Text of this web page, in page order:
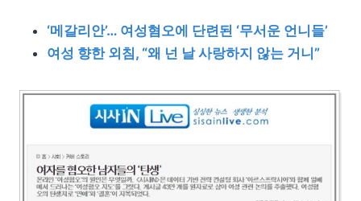
‘메갈리안’… 여성혐오에 단련된 ‘무서운 언니들’
여성 향한 외침, “왜 넌 날 사랑하지 않는 거니”